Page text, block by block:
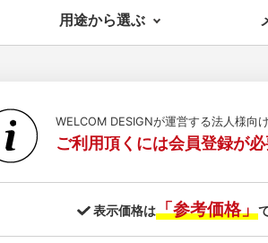
用途から選ぶ
WELCOM DESIGNが運営する法人様向
ご利用頂くには会員登録が
表示価格は「参考価格」